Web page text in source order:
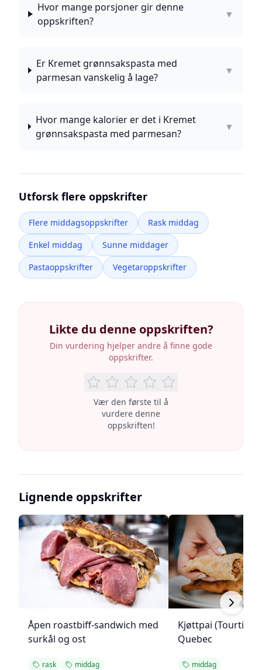
Hvor mange porsjoner gir denne
oppskriften?
▼
Er Kremet grønnsakspasta med
parmesan vanskelig å lage?
▼
Hvor mange kalorier er det i Kremet
grønnsakspasta med parmesan?
▼
Utforsk flere oppskrifter
Flere middagsoppskrifter
Rask middag
Enkel middag
Sunne middager
Pastaoppskrifter
Vegetaroppskrifter
Likte du denne oppskriften?
Din vurdering hjelper andre å finne gode
oppskrifter.
Vær den første til å
vurdere denne
oppskriften!
Lignende oppskrifter
Åpen roastbiff-sandwich med
surkål og ost
rask middag
Kjøttpai
Quebec
middag